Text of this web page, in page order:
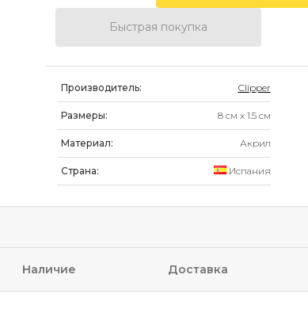
Быстрая покупка
Производитель: Clipper
Размеры: 8 см x 1.5 см
Материал: Акрил
Страна: Испания
Наличие Доставка